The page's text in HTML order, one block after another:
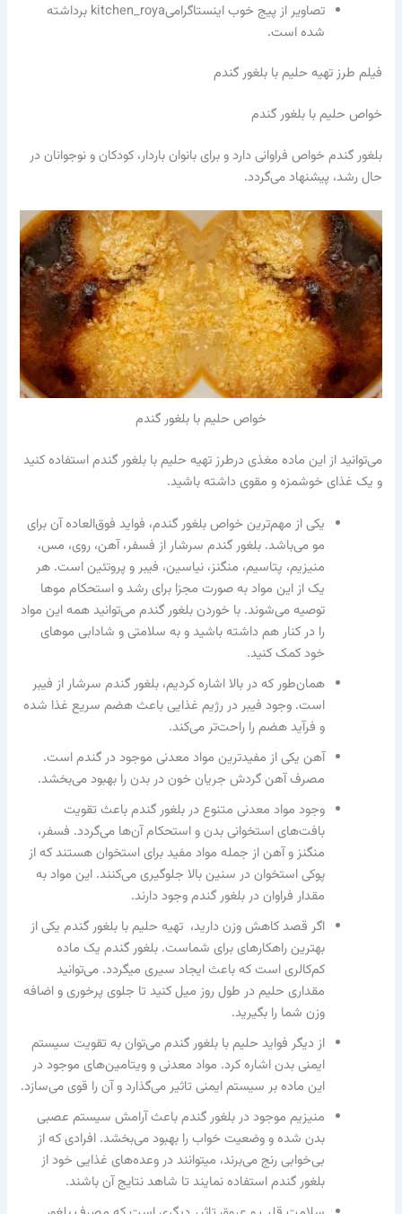
تصاویر از پیج خوب اینستاگرامی
kitchen_roya برداشته
شده است.
فیلم طرز تهیه حلیم با بلغور گندم
خواص حلیم با بلغور گندم
بلغور گندم خواص فراوانی دارد و برای بانوان باردار، کودکان و نوجوانان در
حال رشد، پیشنهاد می‌گردد.
خواص حلیم با بلغور گندم
می‌توانید از این ماده مغذی درطرز تهیه حلیم با بلغور گندم استفاده کنید
و یک غذای خوشمزه و مقوی داشته باشید.
یکی از مهم‌ترین خواص بلغور گندم، فواید فوق‌العاده آن برای
مو می‌باشد. بلغور گندم سرشار از فسفر، آهن، روی، مس،
منیزیم، پتاسیم، منگنز، نیاسین، فیبر و پروتئین است. هر
یک از این مواد به صورت مجزا برای رشد و استحکام موها
توصیه می‌شوند. با خوردن بلغور گندم می‌توانید همه این مواد
را در کنار هم داشته باشید و به سلامتی و شادابی موهای
خود کمک کنید.
همان‌طور که در بالا اشاره کردیم، بلغور گندم سرشار از فیبر
است. وجود فیبر در رژیم غذایی باعث هضم سریع غذا شده
و فرآید هضم را راحت‌تر می‌کند.
آهن یکی از مفیدترین مواد معدنی موجود در گندم است.
مصرف آهن گردش جریان خون در بدن را بهبود می‌بخشد.
وجود مواد معدنی متنوع در بلغور گندم باعث تقویت
بافت‌های استخوانی بدن و استحکام آن‌ها می‌گردد. فسفر،
منگنز و آهن از جمله مواد مفید برای استخوان‌ هستند که از
پوکی استخوان در سنین بالا جلوگیری می‌کنند. این مواد به
مقدار فراوان در بلغور گندم وجود دارند.
اگر قصد کاهش وزن دارید، تهیه حلیم با بلغور گندم یکی از
بهترین راهکارهای برای شماست. بلغور گندم یک ماده
کم‌کالری است که باعث ایجاد سیری می‎‏گردد. می‌توانید
مقداری حلیم در طول روز میل کنید تا جلوی پرخوری و اضافه
وزن شما را بگیرید.
از دیگر فواید حلیم با بلغور گندم می‌توان به تقویت سیستم
ایمنی بدن اشاره کرد. مواد معدنی و ویتامین‌های موجود در
این ماده بر سیستم ایمنی تاثیر می‌گذارد و آن را قوی می‌سازد.
منیزیم موجود در بلغور گندم باعث آرامش سیستم عصبی
بدن شده و وضعیت خواب را بهبود می‌بخشد. افرادی که از
بی‌خوابی رنج می‌برند، می‎توانند در وعده‌های غذایی خود از
بلغور گندم استفاده نمایند تا شاهد نتایج آن باشند.